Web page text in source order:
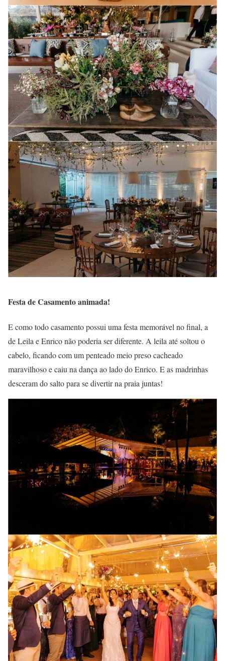
Festa de Casamento animada!
E como todo casamento possui uma festa memorável no final, a
de Leila e Enrico não poderia ser diferente. A leila até soltou o
cabelo, ficando com um penteado meio preso cacheado
maravilhoso e caiu na dança ao lado do Enrico. E as madrinhas
desceram do salto para se divertir na praia juntas!